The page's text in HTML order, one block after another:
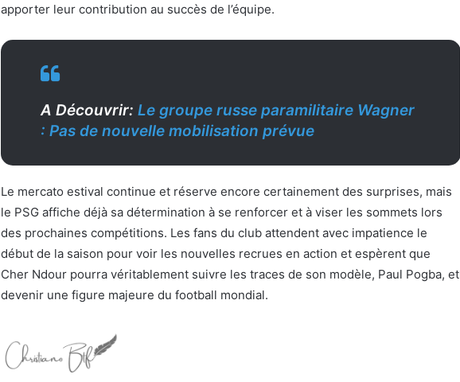
apporter leur contribution au succès de l’équipe.
A Découvrir: Le groupe russe paramilitaire Wagner
: Pas de nouvelle mobilisation prévue
Le mercato estival continue et réserve encore certainement des surprises, mais
le PSG affiche déjà sa détermination à se renforcer et à viser les sommets lors
des prochaines compétitions. Les fans du club attendent avec impatience le
début de la saison pour voir les nouvelles recrues en action et espèrent que
Cher Ndour pourra véritablement suivre les traces de son modèle, Paul Pogba, et
devenir une figure majeure du football mondial.